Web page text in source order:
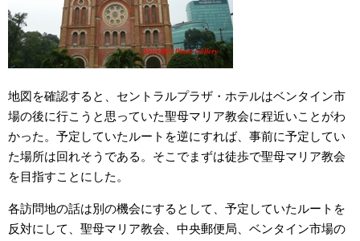
地図を確認すると、セントラルプラザ・ホテルはベンタイン市
場の後に行こうと思っていた聖母マリア教会に程近いことがわ
かった。予定していたルートを逆にすれば、事前に予定してい
た場所は回れそうである。そこでまずは徒歩で聖母マリア教会
を目指すことにした。
各訪問地の話は別の機会にするとして、予定していたルートを
反対にして、聖母マリア教会、中央郵便局、ベンタイン市場の